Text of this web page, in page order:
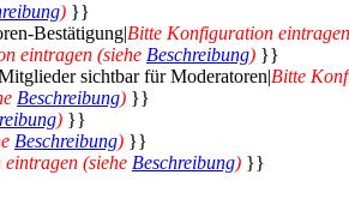
) }}
Bestätigung|Bitte Konfiguration
eintragen (siehe Beschreibung) }}
sichtbar für Moderatoren|Bitte
Beschreibung) }}
) }}
Beschreibung) }}
(siehe Beschreibung) }}